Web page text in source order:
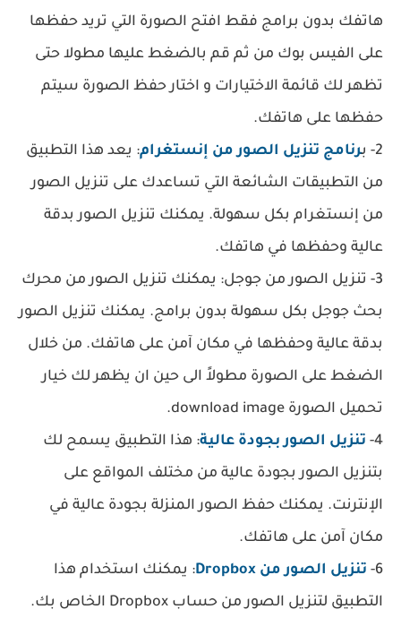
هاتفك بدون برامج فقط افتح الصورة التي تريد حفظها
على الفيس بوك من ثم قم بالضغط عليها مطولا حتى
تظهر لك قائمة الاختيارات و اختار حفظ الصورة سيتم
حفظها على هاتفك.
2- ب
رنامج تنزيل الصور من إنستغرام: يعد هذا التطبيق
من التطبيقات الشائعة التي تساعدك على تنزيل الصور
من إنستغرام بكل سهولة. يمكنك تنزيل الصور بدقة
عالية وحفظها في هاتفك.
3- تنزيل الصور من جوجل: يمكنك تنزيل الصور من محرك
بحث جوجل بكل سهولة بدون برامج. يمكنك تنزيل الصور
بدقة عالية وحفظها في مكان آمن على هاتفك. من خلال
الضغط على الصورة مطولاً الى حين ان يظهر لك خيار
تحميل الصورة download image.
4- تنزيل الصور بجودة عالية: هذا التطبيق يسمح لك
بتنزيل الصور بجودة عالية من مختلف المواقع على
الإنترنت. يمكنك حفظ الصور المنزلة بجودة عالية في
مكان آمن على هاتفك.
6-
تنزيل الصور من Dropbox
: يمكنك استخدام هذا
التطبيق لتنزيل الصور من حساب Dropbox الخاص بك.